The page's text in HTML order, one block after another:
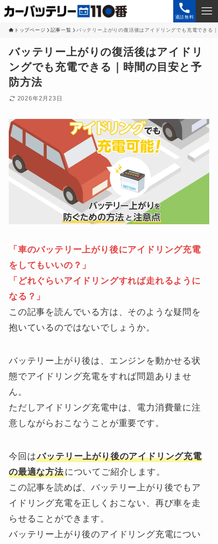
通話無料
トップページ 記事一覧 バッテリー上がりの復活後はアイドリングでも充電できる
バッテリー上がりの復活後はアイドリ
ングでも充電できる｜時間の目安と予
防方法
2026年2月23日
「車のバッテリー上がり後にアイドリング充電
をしてもいいの？」
「どれぐらいアイドリングすれば走れるように
なる？」
この記事を読んでいる方は、そのような疑問を
抱いているのではないでしょうか。
バッテリー上がり後は、エンジンを動かせる状
態でアイドリング充電をすれば問題ありませ
ん。
ただしアイドリング充電中は、電力消費量に注
意しながらおこなうことが重要です。
今回はバッテリー上がり後のアイドリング充電
の最適な方法についてご紹介します。
この記事を読めば、バッテリー上がり後でもア
イドリング充電を正しくおこない、再び車を走
らせることができます。
バッテリー上がり後のアイドリング充電につい